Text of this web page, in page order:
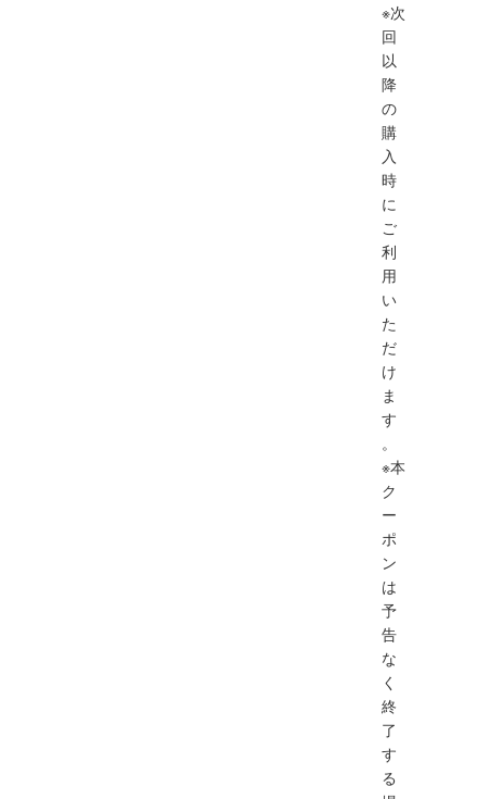
※次
回
以
降
の
購
入
時
に
ご
利
用
い
た
だ
け
ま
す
。
※本
ク
ー
ポ
ン
は
予
告
な
く
終
了
す
る